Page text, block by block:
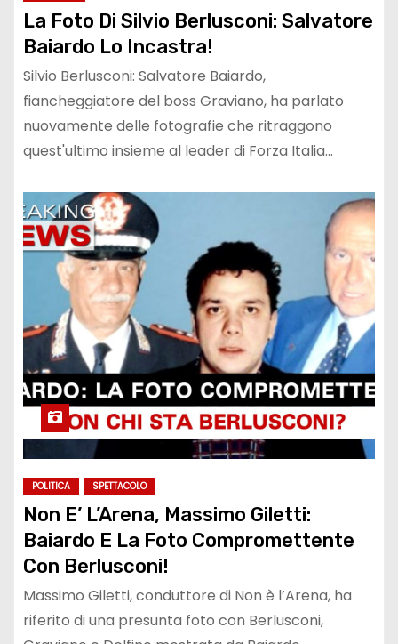
La Foto Di Silvio Berlusconi: Salvatore
Baiardo Lo Incastra!
Silvio Berlusconi: Salvatore Baiardo,
fiancheggiatore del boss Graviano, ha parlato
nuovamente delle fotografie che ritraggono
quest'ultimo insieme al leader di Forza Italia...
POLITICA SPETTACOLO
Non E’ L’Arena, Massimo Giletti:
Baiardo E La Foto Compromettente
Con Berlusconi!
Massimo Giletti, conduttore di Non è l’Arena, ha
riferito di una presunta foto con Berlusconi,